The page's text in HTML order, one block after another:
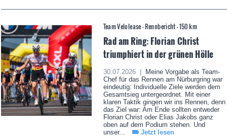
Team Velolease - Rennbericht - 150 km
Rad am Ring: Florian Christ
triumphiert in der grünen Hölle
30.07.2026 |
Meine Vorgabe als Team-
Chef für das Rennen am Nürburgring war
eindeutig: Individuelle Ziele werden dem
Gesamtsieg untergeordnet. Mit einer
klaren Taktik gingen wir ins Rennen, denn
das Ziel war: Am Ende sollten entweder
Florian Christ oder Elias Jakobs ganz
oben auf dem Podium stehen. Und
unser...
Jetzt lesen